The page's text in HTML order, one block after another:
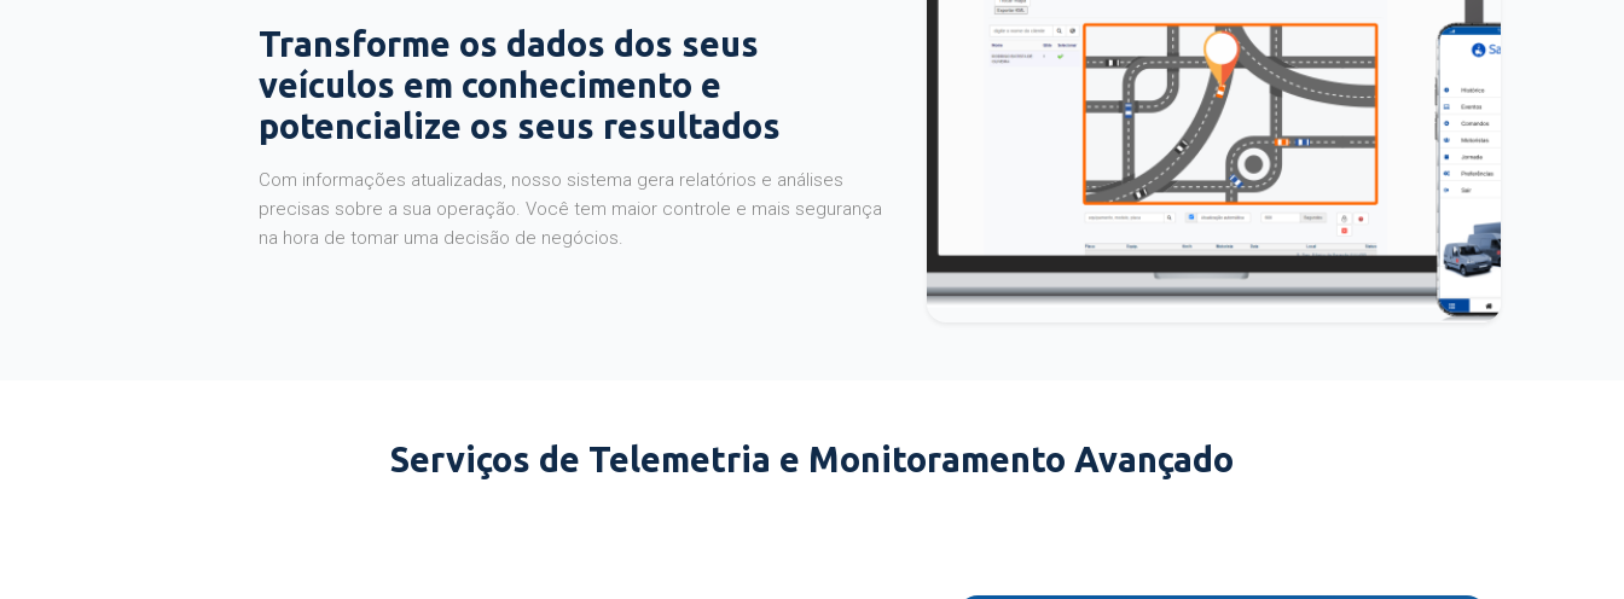
Transforme os dados dos seus
veículos em conhecimento e
potencialize os seus resultados
Com informações atualizadas, nosso sistema gera relatórios e análises
precisas sobre a sua operação. Você tem maior controle e mais segurança
na hora de tomar uma decisão de negócios.
Serviços de Telemetria e Monitoramento Avançado